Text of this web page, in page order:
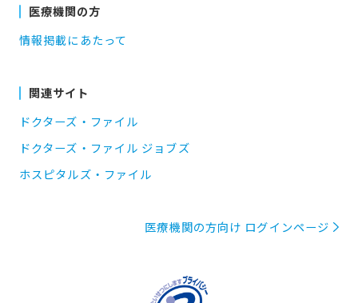
医療機関の方
情報掲載にあたって
関連サイト
ドクターズ・ファイル
ドクターズ・ファイル ジョブズ
ホスピタルズ・ファイル
医療機関の方向け ログインページ